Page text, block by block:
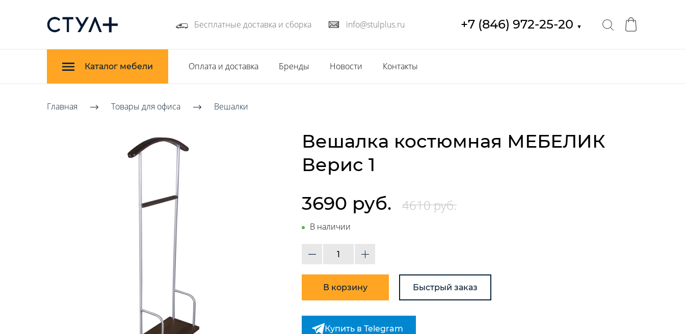
Бесплатные доставка и сборка info@stulplus.ru +7 (846) 972-25-20 ▼
Каталог мебели Оплата и доставка Бренды Новости Контакты
Главная Товары для офиса Вешалки
Вешалка костюмная МЕБЕЛИК
Верис 1
3690 руб.
4610 руб.
В наличии
В корзину Быстрый заказ
Купить в Telegram